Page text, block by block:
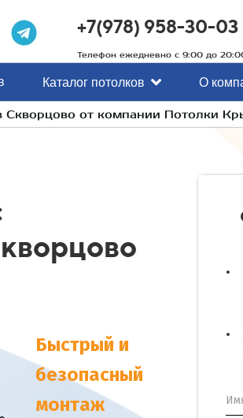
+7(978) 958-30-03
Телефон ежедневно с 9:00 до
Каталог потолков О
Скворцово от компании Потолки
Быстрый и
безопасный
монтаж